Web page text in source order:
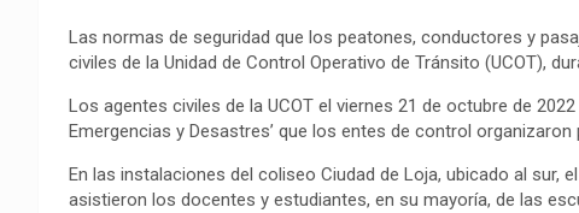
Las normas de seguridad que los peatones, conductores y
civiles de la Unidad de Control Operativo de Tránsito (UCOT),
Los agentes civiles de la UCOT el viernes 21 de octubre de
Emergencias y Desastres’ que los entes de control
En las instalaciones del coliseo Ciudad de Loja, ubicado al sur,
asistieron los docentes y estudiantes, en su mayoría, de las